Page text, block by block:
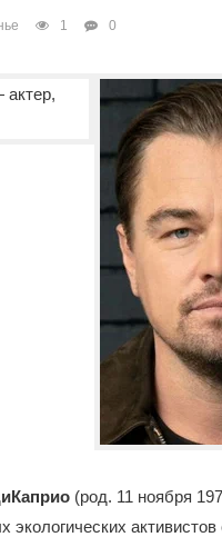
1 0
(род. 11 ноября
экологических